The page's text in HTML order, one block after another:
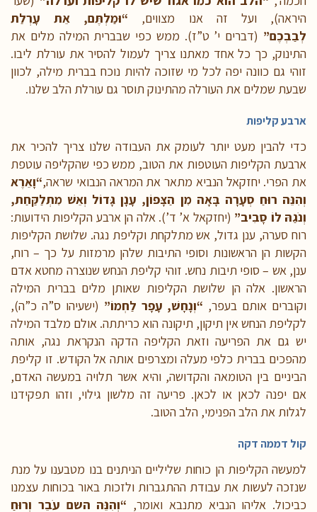
היראה), ועל זה אנו מצווים, “וּמַלְתֶּם, אֵת עָרְלַת
לְבַבְכֶם” (דברים י’ ט”ז). ממש כפי שבברית המילה מלים את
התינוק, כך כל אחד מאתנו צריך לעמול להסיר את עורלת ליבו.
זוהי גם כוונה יפה לכל מי שזוכה להיות נוכח בברית מילה, לכוון
שבעת שמלים את העורלה מהתינוק תוסר גם עורלת הלב שלנו.
ארבע קליפות
כדי להבין מעט יותר לעומק את העבודה שלנו צריך להכיר את
ארבעת הקליפות העוטפות את הטוב, ממש כפי שהקליפה עוטפת
את הפרי. יחזקאל הנביא מתאר את המראה הנבואי שראה,“וָאֵרֶא
וְהִנֵּה רוּחַ סְעָרָה בָּאָה מִן הַצָּפוֹן, עָנָן גָּדוֹל וְאֵשׁ מִתְלַקַּחַת,
וְנֹגַהּ לוֹ סָבִיב” (יחזקאל א’ ד’). אלה הן ארבע הקליפות הידועות:
רוח סערה, ענן גדול, אש מתלקחת וקליפת נגה. שלושת הקליפות
הקשות הן הראשונות וסופי התיבות שלהן מרמזות על כך – רוח,
ענן, אש – סופי תיבות נחש. זוהי קליפת הנחש שנוצרה מחטא אדם
הראשון. אלה הן שלושת הקליפות שאותן מלים בברית המילה
וקוברים אותם בעפר, “וְנָחָשׁ, עָפָר לַחְמוֹ” (ישעיהו ס”ה כ”ה),
לקליפת הנחש אין תיקון, תיקונה הוא כריתתה. אולם מלבד המילה
יש גם את הפריעה וזאת הקליפה הדקה הנקראת נגה, אותה
מהפכים בברית כלפי מעלה ומצרפים אותה אל הקודש. זו קליפת
הביניים בין הטומאה והקדושה, והיא אשר תלויה במעשה האדם,
אם יפנה לכאן או לכאן. פריעה זה מלשון גילוי, וזהו תפקידנו
לגלות את הלב הפנימי, הלב הטוב.
קול דממה דקה
למעשה הקליפות הן כוחות שליליים הניתנים בנו מטבענו על מנת
שנזכה לעשות את עבודת ההתגברות ולזכות באור בכוחות עצמנו
כביכול. אליהו הנביא מתנבא ואומר, “וְהִנֵּה השם עֹבֵר וְרוּחַ